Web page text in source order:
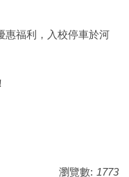
惠福利，入校停車於河
瀏覽數: 1773